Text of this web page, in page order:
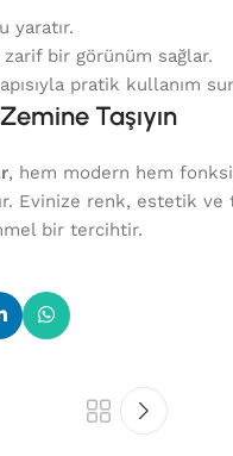
yaratır.
zarif bir görünüm sağlar.
pratik kullanım
Taşıyın
, hem modern hem
Evinize renk, estetik
bir tercihtir.